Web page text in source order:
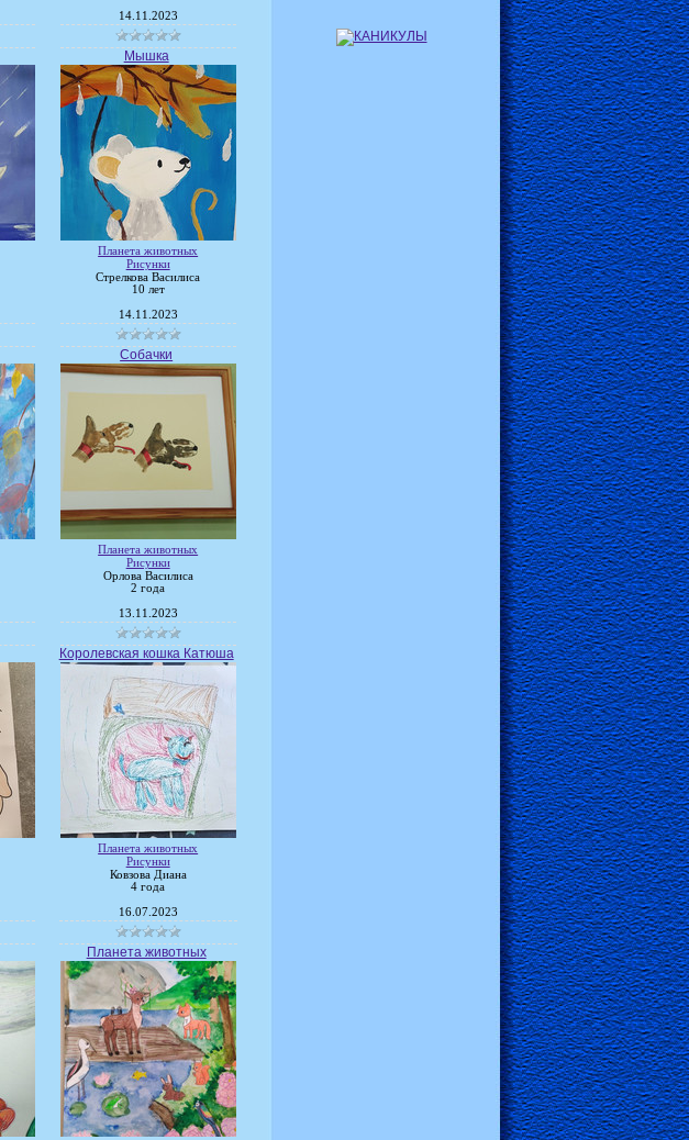
14.11.2023
Мышка
Планета животных
Рисунки
Стрелкова Василиса
10 лет
14.11.2023
Собачки
Планета животных
Рисунки
Орлова Василиса
2 года
13.11.2023
Королевская кошка Катюша
Планета животных
Рисунки
Ковзова Диана
4 года
16.07.2023
Планета животных